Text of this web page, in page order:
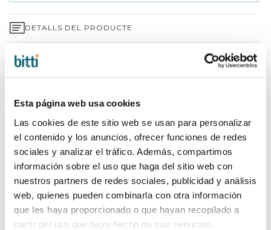
Esta página web usa cookies
Las cookies de este sitio web se usan para personalizar
el contenido y los anuncios, ofrecer funciones de redes
sociales y analizar el tráfico. Además, compartimos
información sobre el uso que haga del sitio web con
nuestros partners de redes sociales, publicidad y análisis
web, quienes pueden combinarla con otra información
que les haya proporcionado o que hayan recopilado a
partir del uso que haya hecho de sus servicios.
DETALLS DEL PRODUCTE
GARANTIA DE 3 ANYS*
INFORMACIÓ DE LA MARCA
COMPLETA LA TEVA COMPRA
COMPARTIR